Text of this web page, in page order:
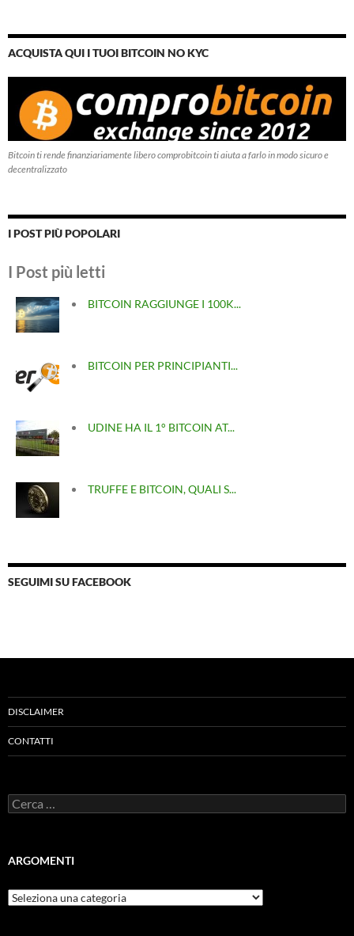
ACQUISTA QUI I TUOI BITCOIN NO KYC
Bitcoin ti rende finanziariamente libero comprobitcoin ti aiuta a farlo in modo sicuro e
decentralizzato
I POST PIÙ POPOLARI
I Post più letti
BITCOIN RAGGIUNGE I 100K...
BITCOIN PER PRINCIPIANTI...
UDINE HA IL 1° BITCOIN AT...
TRUFFE E BITCOIN, QUALI S...
SEGUIMI SU FACEBOOK
DISCLAIMER
CONTATTI
Ricerca
per:
ARGOMENTI
ARGOMENTI